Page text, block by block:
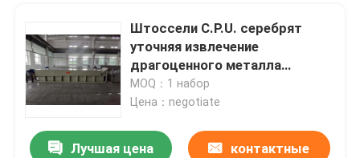
Штоссели C.P.U. серебрят
уточняя извлечение
драгоценного металла
емкости машины 20Kg
MOQ：1 набор
Цена：negotiate
Лучшая цена контактные